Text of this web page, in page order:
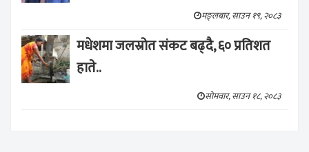
मङ्लबार, साउन १९, २०८३
मधेशमा जलस्रोत संकट बढ्दै, ६० प्रतिशत
हाते..
सोमवार, साउन १८, २०८३